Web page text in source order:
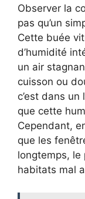
Observer la
pas qu’un
Cette buée
d’humidité
un air
cuisson ou
c’est dans
que cette
Cependant,
que les
longtemps, le
habitats mal